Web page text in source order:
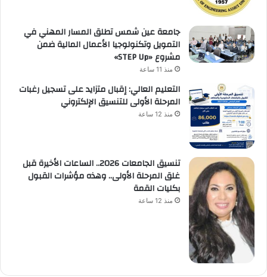
جامعة عين شمس تطلق المسار المهني في
التمويل وتكنولوجيا الأعمال المالية ضمن
مشروع «STEP Up»
منذ 11 ساعة
التعليم العالي: إقبال متزايد على تسجيل رغبات
المرحلة الأولى للتنسيق الإلكتروني
منذ 12 ساعة
تنسيق الجامعات 2026.. الساعات الأخيرة قبل
غلق المرحلة الأولى.. وهذه مؤشرات القبول
بكليات القمة
منذ 12 ساعة